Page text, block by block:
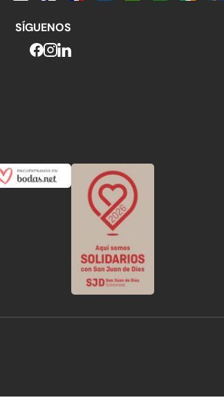
SÍGUENOS